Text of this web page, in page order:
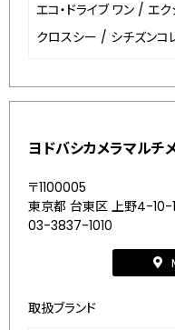
エコ・ドライブ ワン / エク
クロスシー / シチズンコ
ヨドバシカメラマルチ
〒1100005
東京都 台東区 上野4-10-
03-3837-1010
取扱ブランド